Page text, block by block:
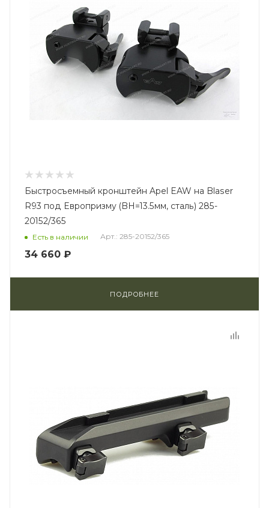
Быстросъемный кронштейн Apel EAW на Blaser
R93 под Европризму (BH=13.5мм, сталь) 285-
20152/365
Есть в наличии Арт.: 285-20152/365
34 660 ₽
ПОДРОБНЕЕ